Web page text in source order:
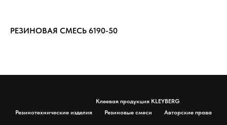
РЕЗИНОВАЯ СМЕСЬ 6190-50
Клеевая продукция KLEYBERG
Резинотехнические изделия
Резиновые смеси Авторские права